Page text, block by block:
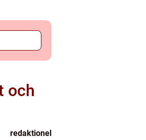
och
redaktionel